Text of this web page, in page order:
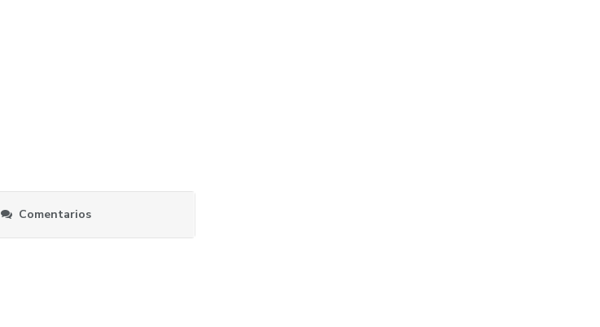
Comentarios